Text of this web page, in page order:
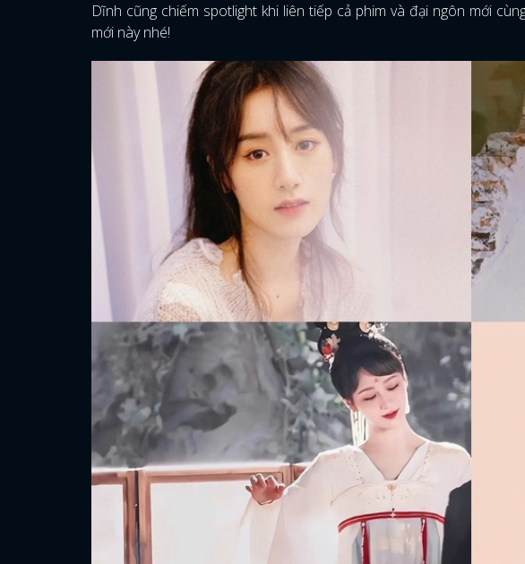
Dĩnh cũng chiếm spotlight khi liên tiếp cả phim và đại ngôn mới
mới này nhé!